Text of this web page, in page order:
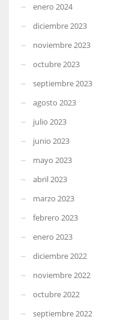
enero 2024
diciembre 2023
noviembre 2023
octubre 2023
septiembre 2023
agosto 2023
julio 2023
junio 2023
mayo 2023
abril 2023
marzo 2023
febrero 2023
enero 2023
diciembre 2022
noviembre 2022
octubre 2022
septiembre 2022